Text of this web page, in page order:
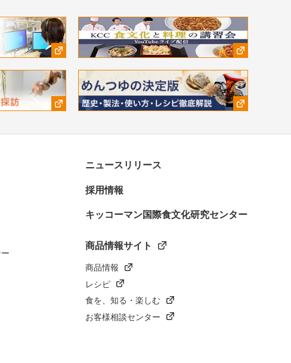
ニュースリリース
採用情報
キッコーマン国際食文化研究センター
商品情報サイト
商品情報
レシピ
食を、知る・楽しむ
お客様相談センター